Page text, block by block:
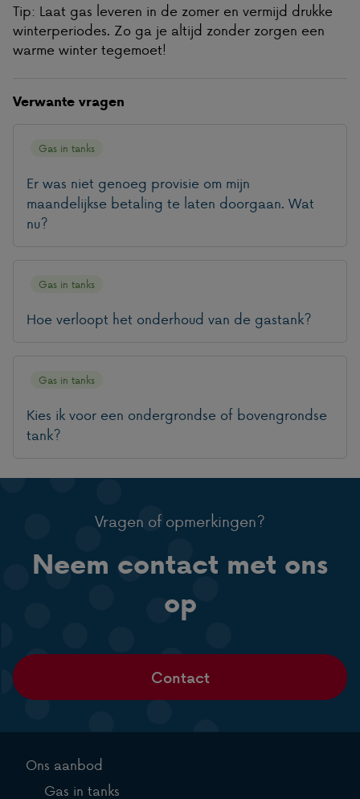
Tip: Laat gas leveren in de zomer en vermijd drukke
winterperiodes. Zo ga je altijd zonder zorgen een
warme winter tegemoet!
Verwante vragen
Er was niet genoeg provisie om mijn
maandelijkse betaling te laten doorgaan. Wat
nu?
Gas in tanks
Hoe verloopt het onderhoud van de gastank?
Gas in tanks
Kies ik voor een ondergrondse of bovengrondse
tank?
Gas in tanks
Vragen of opmerkingen?
Neem contact met ons
op
Contact
Ons aanbod
Gas in tanks